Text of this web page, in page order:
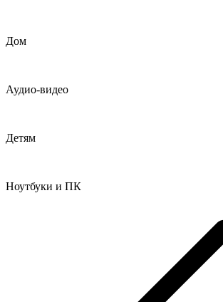
Дом
Аудио-видео
Детям
Ноутбуки и ПК